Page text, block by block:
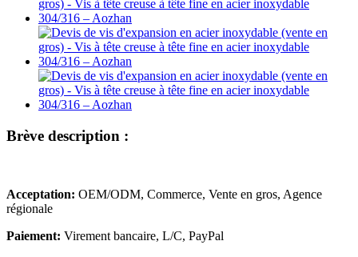
Brève description :
Acceptation: OEM/ODM, Commerce, Vente en gros, Agence
régionale
Paiement: Virement bancaire, L/C, PayPal